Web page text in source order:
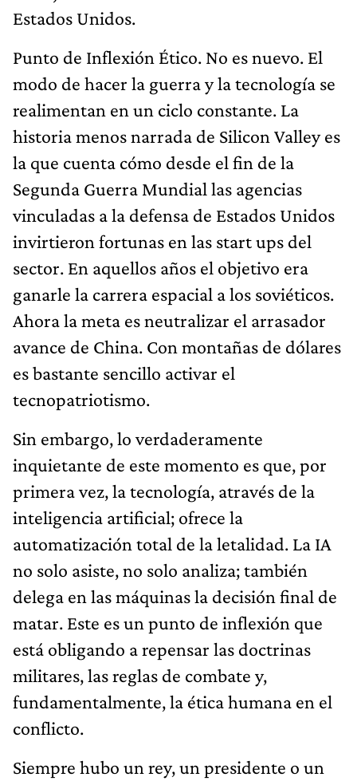
Estados Unidos.
Punto de Inflexión Ético. No es nuevo. El
modo de hacer la guerra y la tecnología se
realimentan en un ciclo constante. La
historia menos narrada de Silicon Valley es
la que cuenta cómo desde el fin de la
Segunda Guerra Mundial las agencias
vinculadas a la defensa de Estados Unidos
invirtieron fortunas en las start ups del
sector. En aquellos años el objetivo era
ganarle la carrera espacial a los soviéticos.
Ahora la meta es neutralizar el arrasador
avance de China. Con montañas de dólares
es bastante sencillo activar el
tecnopatriotismo.
Sin embargo, lo verdaderamente
inquietante de este momento es que, por
primera vez, la tecnología, através de la
inteligencia artificial; ofrece la
automatización total de la letalidad. La IA
no solo asiste, no solo analiza; también
delega en las máquinas la decisión final de
matar. Este es un punto de inflexión que
está obligando a repensar las doctrinas
militares, las reglas de combate y,
fundamentalmente, la ética humana en el
conflicto.
Siempre hubo un rey, un presidente o un